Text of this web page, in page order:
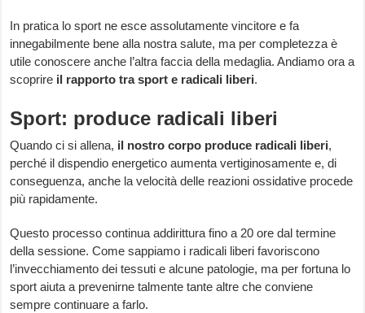
In pratica lo sport ne esce assolutamente vincitore e fa
innegabilmente bene alla nostra salute, ma per completezza è
utile conoscere anche l’altra faccia della medaglia. Andiamo ora a
scoprire il rapporto tra sport e radicali liberi.
Sport: produce radicali liberi
Quando ci si allena, il nostro corpo produce radicali liberi,
perché il dispendio energetico aumenta vertiginosamente e, di
conseguenza, anche la velocità delle reazioni ossidative procede
più rapidamente.
Questo processo continua addirittura fino a 20 ore dal termine
della sessione. Come sappiamo i radicali liberi favoriscono
l’invecchiamento dei tessuti e alcune patologie, ma per fortuna lo
sport aiuta a prevenirne talmente tante altre che conviene
sempre continuare a farlo.